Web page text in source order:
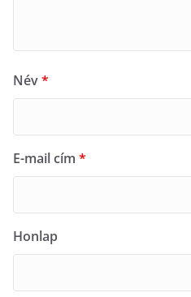
Név*
E-mail cím *
Honlap